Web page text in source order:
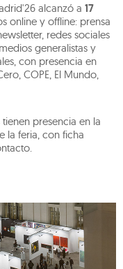
alcanzó a 17
online y offline: prensa
redes sociales
generalistas y
con presencia en
COPE, El Mundo,
presencia en la
la feria, con ficha